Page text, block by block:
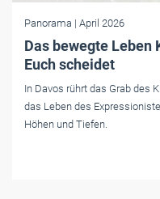
Panorama | April 2026
Das bewegte Leben
Euch scheidet
In Davos rührt das Grab des
das Leben des
Höhen und Tiefen.